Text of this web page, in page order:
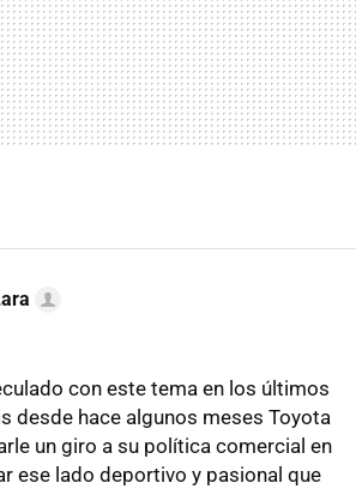
con este tema en los últimos
desde hace algunos meses Toyota
un giro a su política comercial en
ese lado deportivo y pasional que